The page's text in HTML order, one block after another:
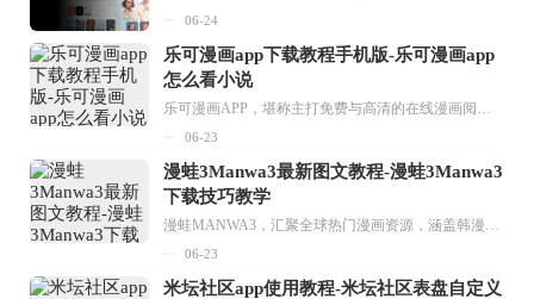
06-24
乐可漫画app下载教程手机版-乐可漫画app
怎么看小说
乐可漫画APP，堪称主打免费与高清的在线漫画阅读神器。其官方版提供海量完整版漫画资源，无论是国内漫画，还是日漫、韩漫、台漫、美漫等国外漫画，应有尽有，随时供你阅读。只需轻点一下，便能直接进入阅读界面。不仅如此，乐可漫画最新版本更新速度极快，在这里，你总能抢先看到全网一手漫画章节内容！...
06-23
漫蛙3Manwa3最新图文教程-漫蛙3Manwa3
下载技巧教学
漫蛙MANWA3，汇聚全球热门漫画资源，涵盖韩漫、欧美漫画、国漫等多种类型，题材丰富多样，全方位满足用户阅读喜好。它不仅是阅读平台，更是创作平台，为广大用户打造零门槛创作环境。...
06-23
米坛社区app使用教程-米坛社区表盘自定义